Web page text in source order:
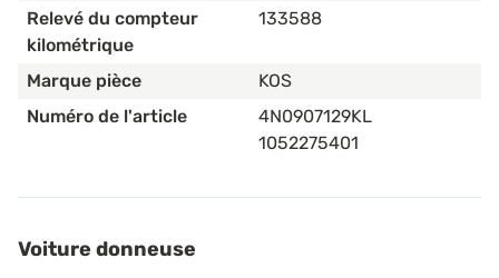
Relevé du compteur
kilométrique
133588
Marque pièce
KOS
Numéro de l'article
4N0907129KL
1052275401
Voiture donneuse